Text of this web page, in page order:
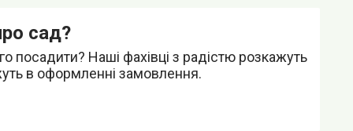
сад?
посадити? Наші фахівці з радістю розкажуть
в оформленні замовлення.